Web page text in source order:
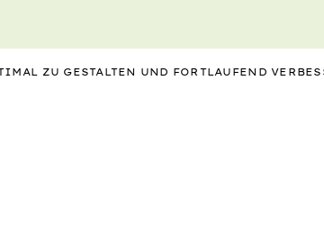
ZU GESTALTEN UND FORTLAUFEND